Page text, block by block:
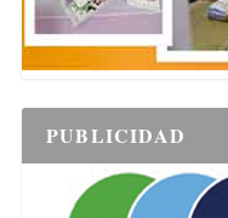
PUBLICIDAD